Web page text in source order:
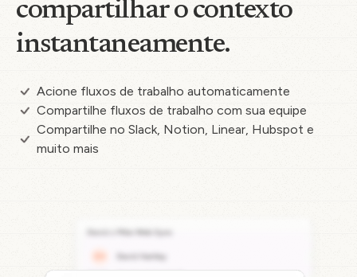
compartilhar o contexto
instantaneamente.
Acione fluxos de trabalho automaticamente
Compartilhe fluxos de trabalho com sua equipe
Compartilhe no Slack, Notion, Linear, Hubspot e
muito mais